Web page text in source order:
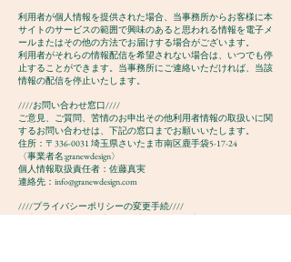
利用者が個人情報を提供された場合、当事務所からお客様に本
サイトのサービスの範囲で興味のあると思われる情報を電子メ
ールまたはその他の方法でお届けする場合がございます。
利用者がそれらの情報配信を希望されない場合は、いつでも停
止することができます。当事務所にご連絡いただければ、当該
情報の配信を停止いたします。
////お問い合わせ窓口////
ご意見、ご質問、苦情のお申出その他利用者情報の取扱いに関
するお問い合わせは、下記の窓口までお願いいたします。
住所：〒336-0031 埼玉県さいたま市南区鹿手袋5-17-24
〈事業者名:granewdesign〉
個人情報取扱責任者：佐藤真実
連絡先： info@granewdesign.com
////プライバシーポリシーの変更手続////
当事務所は、必要に応じて、本ポリシーを変更します。但し、